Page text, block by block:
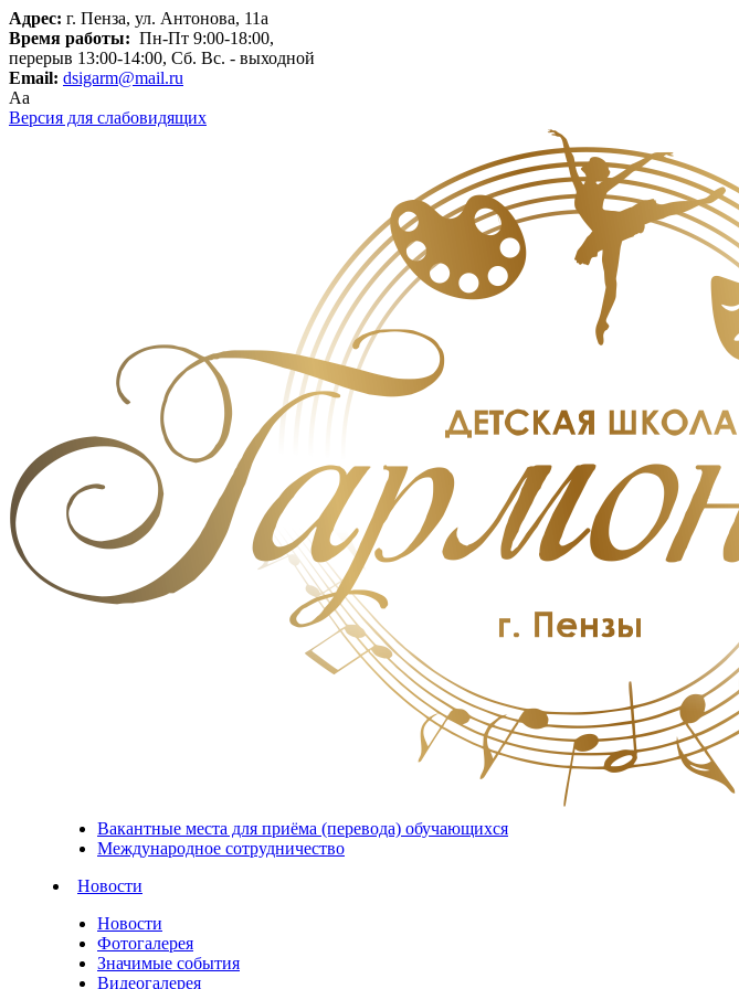
Адрес: г. Пенза, ул. Антонова, 11а
Время работы: Пн-Пт 9:00-18:00,
перерыв 13:00-14:00, Сб. Вс. - выходной
Email: dsigarm@mail.ru
Aa
Версия для слабовидящих
Вакантные места для приёма (перевода) обучающихся
Международное сотрудничество
Новости
Новости
Фотогалерея
Значимые события
Видеогалерея